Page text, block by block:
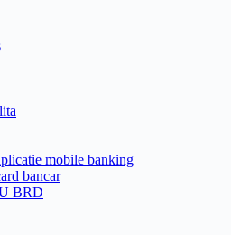
mobile banking
bancar
BRD